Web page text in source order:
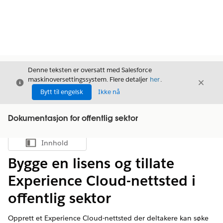
Avslutt
Denne teksten er oversatt med Salesforce
maskinoversettingssystem. Flere detaljer her.
Bytt til engelsk
Ikke nå
Avslutt
Dokumentasjon for offentlig sektor
Vis innholdsfortegnelse
Innhold
Bygge en lisens og tillate
Experience Cloud-nettsted i
offentlig sektor
Opprett et Experience Cloud-nettsted der deltakere kan søke